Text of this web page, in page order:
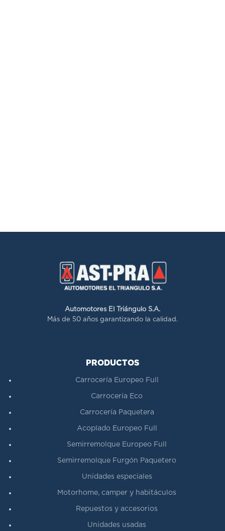
Automotores El Triángulo S.A.
Más de 50 años garantizando la calidad.
PRODUCTOS
Carrocería Europeo Full
Carrocería Eco
Carrocería Paquetera
Acoplado Europeo Full
Semirremolque Europeo Full
Semirremolque Furgón Paquetero
Unidades especiales
Motorhome, camper y habitáculos
Repuestos y accesorios
Unidades usadas